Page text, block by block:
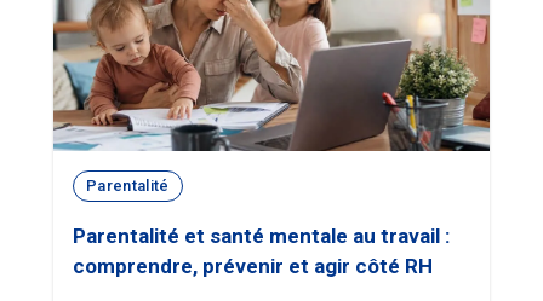
Parentalité
Parentalité et santé mentale au travail :
comprendre, prévenir et agir côté RH